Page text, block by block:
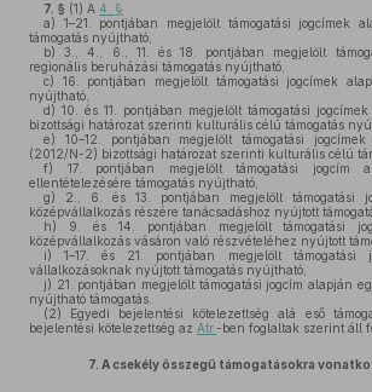
7. § (1) A 4. §
a) 1–21. pontjában megjelölt támogatási jogcímek
támogatás nyújtható,
b) 3., 4., 6., 11. és 18. pontjában megjelölt
regionális beruházási támogatás nyújtható,
c) 16. pontjában megjelölt támogatási jogcímek
nyújtható,
d) 10. és 11. pontjában megjelölt támogatási
bizottsági határozat szerinti kulturális célú támogatás
e) 10–12. pontjában megjelölt támogatási
(2012/N-2) bizottsági határozat szerinti kulturális célú
f) 17. pontjában megjelölt támogatási jogcím
ellentételezésére támogatás nyújtható,
g) 2., 6. és 13. pontjában megjelölt támogatási
középvállalkozás részére tanácsadáshoz nyújtott
h) 9. és 14. pontjában megjelölt támogatási
középvállalkozás vásáron való részvételéhez nyújtott
i) 1–17. és 21. pontjában megjelölt támogatási
vállalkozásoknak nyújtott támogatás nyújtható,
j) 21. pontjában megjelölt támogatási jogcím alapján
nyújtható támogatás.
(2) Egyedi bejelentési kötelezettség alá eső
bejelentési kötelezettség az Atr.-ben foglaltak szerint áll
7. A csekély összegű támogatásokra